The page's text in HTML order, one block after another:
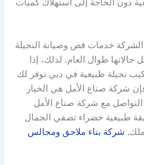
دون الحاجة إلى استهلاك كميات
خدمات قص وصيانة النجيلة
طوال العام. لذلك، إذا
نجيلة طبيعية في دبي توفر لك
شركة صناع الأمل هي الخيار
التواصل مع شركة صناع الأمل
طبيعية خضراء تضفي الجمال
شركة بناء ملاحق ومجالس